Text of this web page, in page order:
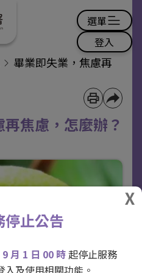
登入
選單
停止公告
月 1 日 00 時起停止服務
及使用相關功能。
畢業即失業，焦慮再
焦慮，怎麼辦？